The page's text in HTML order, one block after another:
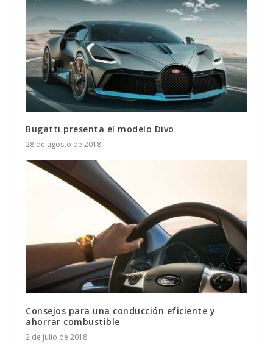
Bugatti presenta el modelo Divo
28 de agosto de 2018
Consejos para una conducción eficiente y
ahorrar combustible
2 de julio de 2018